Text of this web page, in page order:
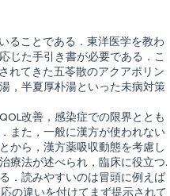
ることである．東洋医学を教わ
じた手引き書が必要である．こ
れてきた五苓散のアクアポリン
，半夏厚朴湯といった未病対策
改善，感染症での限界ととも
また，一般に漢方が使われない
から，漢方薬吸収動態を考慮し
療法が述べられ，臨床に役立つ.
．読みやすいのは冒頭に例えば
の違いを付けてまず提示されて